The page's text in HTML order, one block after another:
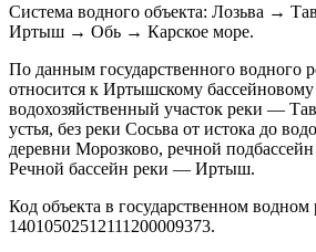
Система водного объекта: Лозьва →
Иртыш → Обь → Карское море.
По данным государственного водного
относится к Иртышскому бассейновому
водохозяйственный участок реки —
устья, без реки Сосьва от истока до
деревни Морозково, речной
Речной бассейн реки — Иртыш.
Код объекта в государственном
14010502512111200009373.